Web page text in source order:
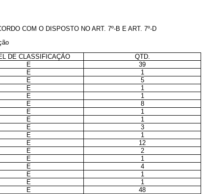
COM O DISPOSTO NO ART. 7º-B E ART. 7º-D
DE CLASSIFICAÇÃO
QTD.
E
39
E
1
E
5
E
1
E
1
E
8
E
1
E
1
E
3
E
1
E
12
E
2
E
1
E
4
E
1
E
1
E
48